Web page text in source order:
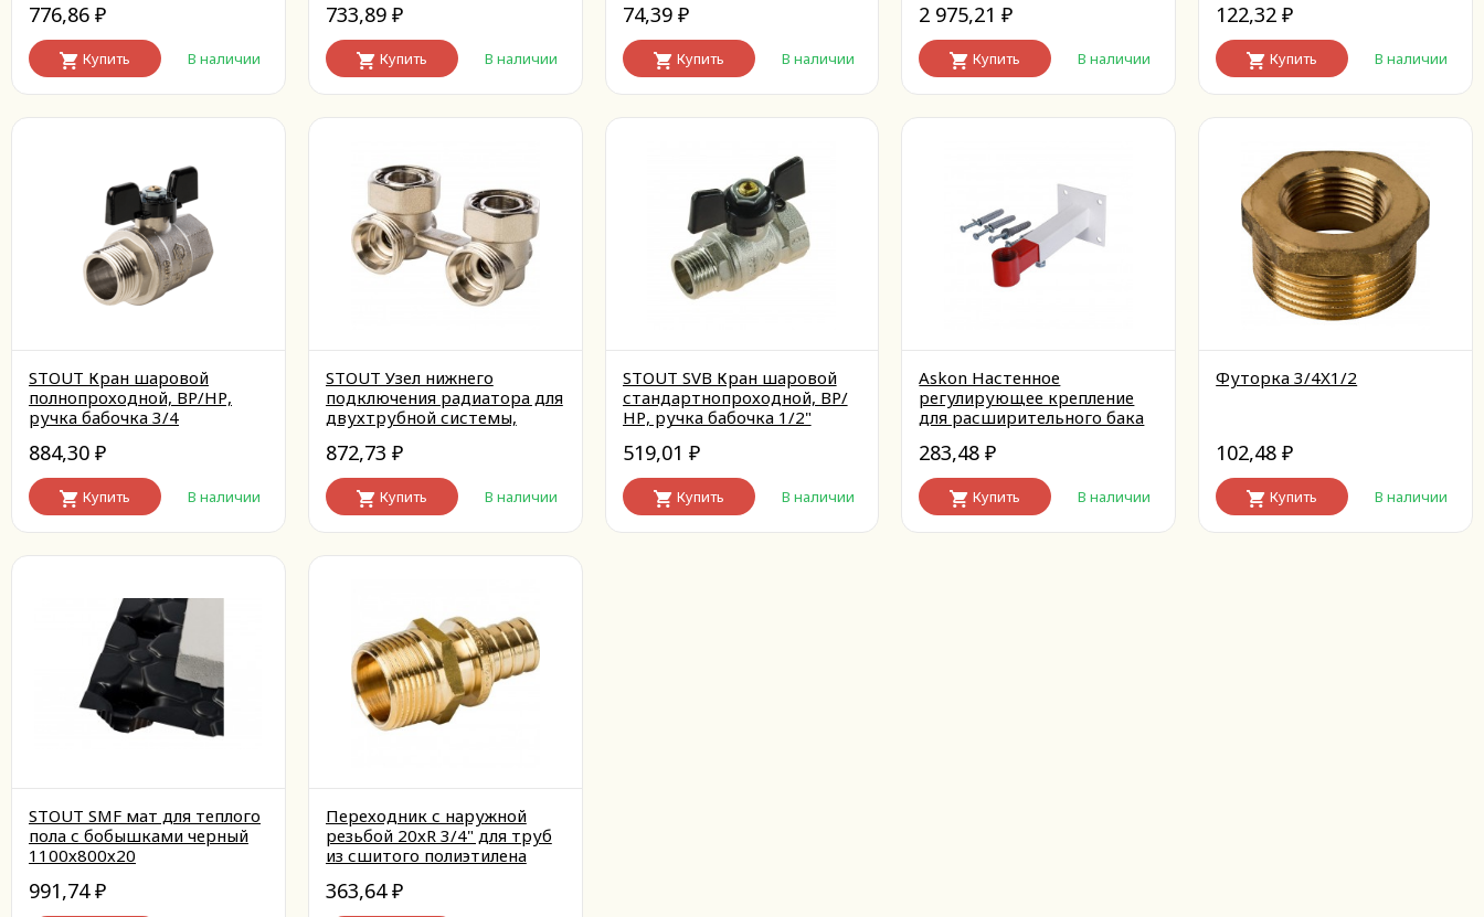
776,86 ₽
Купить В наличии
733,89 ₽
Купить В наличии
74,39 ₽
Купить В наличии
2 975,21₽
Купить В наличии
122,32₽
Купить В наличии
STOUT Кран шаровой
полнопроходной, ВР/НР,
ручка бабочка 3/4
884,30 ₽
Купить В наличии
STOUT Узел нижнего
подключения радиатора для
двухтрубной системы,
872,73 ₽
Купить В наличии
STOUT SVB Кран шаровой
стандартнопроходной, ВР/
НР, ручка бабочка 1/2"
519,01 ₽
Купить В наличии
Askon Настенное
регулирующее крепление
для расширительного бака
283,48₽
Купить В наличии
Футорка 3/4X1/2
102,48₽
Купить В наличии
STOUT SMF мат для теплого
пола с бобышками черный
1100х800х20
991,74 ₽
Переходник с наружной
резьбой 20xR 3/4" для труб
из сшитого полиэтилена
363,64 ₽